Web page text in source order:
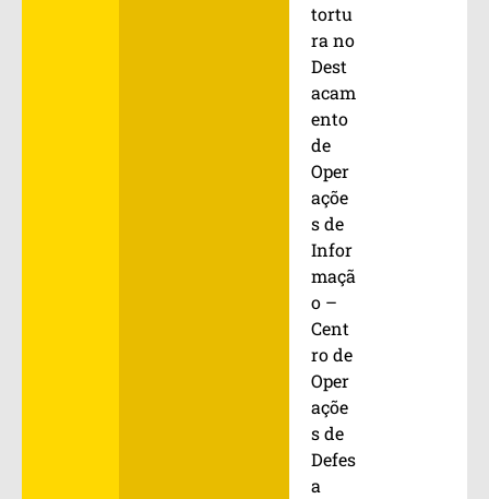
tortu
ra no
Dest
acam
ento
de
Oper
açõe
s de
Infor
maçã
o –
Cent
ro de
Oper
açõe
s de
Defes
a